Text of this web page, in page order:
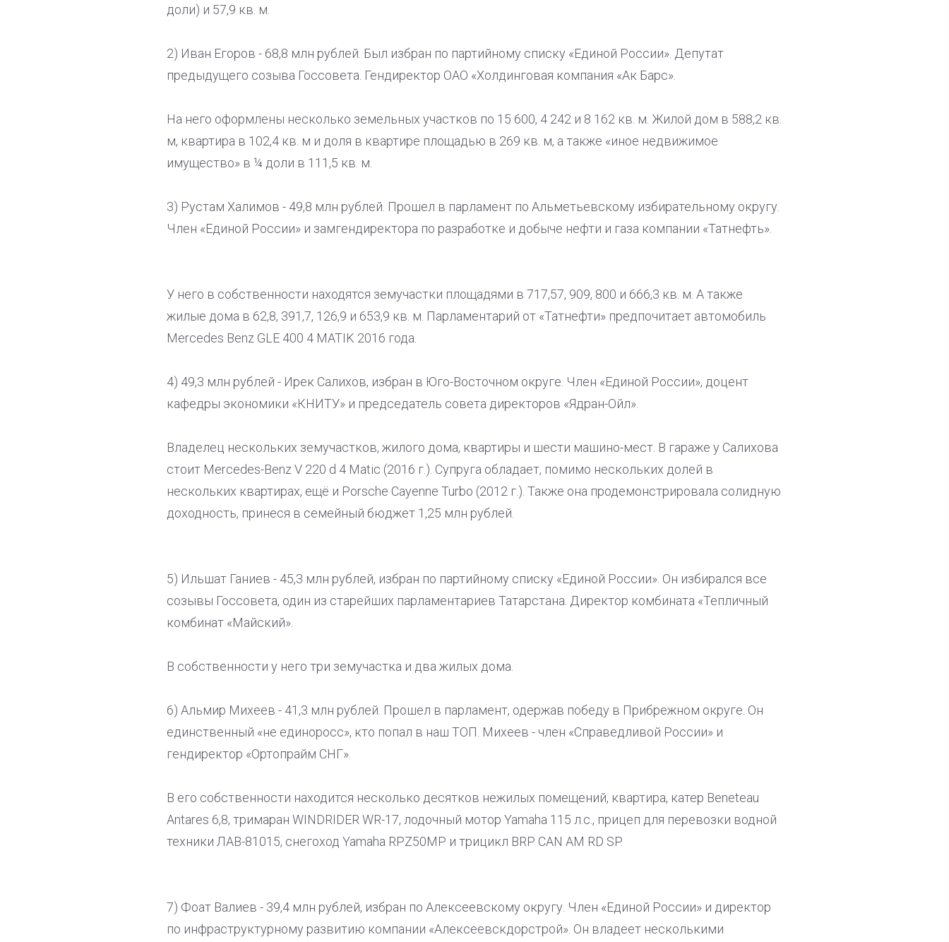
доли) и 57,9 кв. м.
2) Иван Егоров - 68,8 млн рублей. Был избран по партийному списку «Единой России». Депутат
предыдущего созыва Госсовета. Гендиректор ОАО «Холдинговая компания «Ак Барс».
На него оформлены несколько земельных участков по 15 600, 4 242 и 8 162 кв. м. Жилой дом в 588,2 кв.
м, квартира в 102,4 кв. м и доля в квартире площадью в 269 кв. м, а также «иное недвижимое
имущество» в ¼ доли в 111,5 кв. м.
3) Рустам Халимов - 49,8 млн рублей. Прошел в парламент по Альметьевскому избирательному округу.
Член «Единой России» и замгендиректора по разработке и добыче нефти и газа компании «Татнефть».
У него в собственности находятся земучастки площадями в 717,57, 909, 800 и 666,3 кв. м. А также
жилые дома в 62,8, 391,7, 126,9 и 653,9 кв. м. Парламентарий от «Татнефти» предпочитает автомобиль
Mercedes Benz GLE 400 4 MATIK 2016 года.
4) 49,3 млн рублей - Ирек Салихов, избран в Юго-Восточном округе. Член «Единой России», доцент
кафедры экономики «КНИТУ» и председатель совета директоров «Ядран-Ойл».
Владелец нескольких земучастков, жилого дома, квартиры и шести машино-мест. В гараже у Салихова
стоит Mercedes-Benz V 220 d 4 Matic (2016 г.). Супруга обладает, помимо нескольких долей в
нескольких квартирах, ещё и Porsche Cayenne Turbo (2012 г.). Также она продемонстрировала солидную
доходность, принеся в семейный бюджет 1,25 млн рублей.
5) Ильшат Ганиев - 45,3 млн рублей, избран по партийному списку «Единой России». Он избирался все
созывы Госсовета, один из старейших парламентариев Татарстана. Директор комбината «Тепличный
комбинат «Майский».
В собственности у него три земучастка и два жилых дома.
6) Альмир Михеев - 41,3 млн рублей. Прошел в парламент, одержав победу в Прибрежном округе. Он
единственный «не единоросс», кто попал в наш ТОП. Михеев - член «Справедливой России» и
гендиректор «Ортопрайм СНГ».
В его собственности находится несколько десятков нежилых помещений, квартира, катер Beneteau
Antares 6,8, тримаран WINDRIDER WR-17, лодочный мотор Yamaha 115 л.с., прицеп для перевозки водной
техники ЛАВ-81015, снегоход Yamaha RPZ50MP и трицикл BRP CAN AM RD SP.
7) Фоат Валиев - 39,4 млн рублей, избран по Алексеевскому округу. Член «Единой России» и директор
по инфраструктурному развитию компании «Алексеевскдорстрой». Он владеет несколькими